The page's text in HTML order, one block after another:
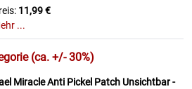
11,99 €
...
(ca. +/- 30%)
Miracle Anti Pickel Patch Unsichtbar -